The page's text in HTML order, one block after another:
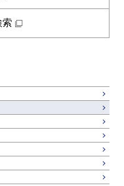
報卓越コース
科学技術コース
報卓越コース
報卓越コース
境学コース
ーコース
ー・情報コース
アリングデザイン
学コース
報卓越コース
間科学コース
学系
ション科学コース
科学技術コース
位課程
専門職学位課程
索